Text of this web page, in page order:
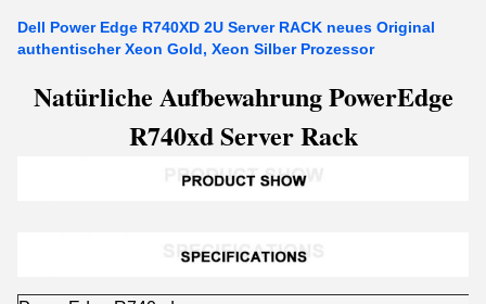
Dell Power Edge R740XD 2U Server RACK neues Original
authentischer Xeon Gold, Xeon Silber Prozessor
Natürliche Aufbewahrung PowerEdge
R740xd Server Rack